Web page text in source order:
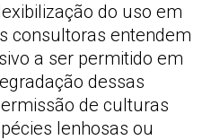
do uso em
consultoras entendem
a ser permitido em
dessas
de culturas
lenhosas ou